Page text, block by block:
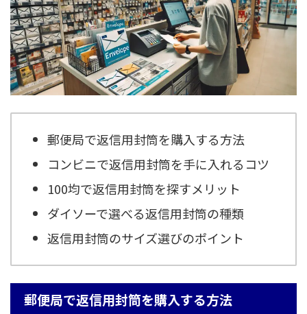
郵便局で返信用封筒を購入する方法
コンビニで返信用封筒を手に入れるコツ
100均で返信用封筒を探すメリット
ダイソーで選べる返信用封筒の種類
返信用封筒のサイズ選びのポイント
郵便局で返信用封筒を購入する方法